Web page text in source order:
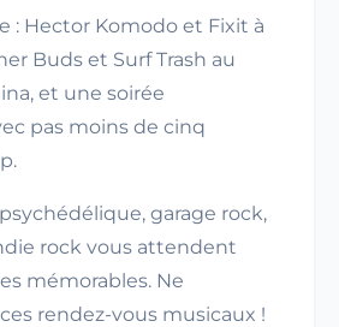
: Hector Komodo et Fixit à
Buds et Surf Trash au
et une soirée
pas moins de cinq
garage rock,
rock vous attendent
mémorables. Ne
rendez-vous musicaux !